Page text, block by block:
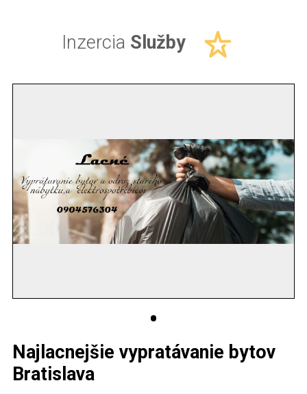
Inzercia Služby
Najlacnejšie vypratávanie bytov
Bratislava